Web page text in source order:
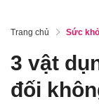
Trang chủ Sức
3 vật
đối